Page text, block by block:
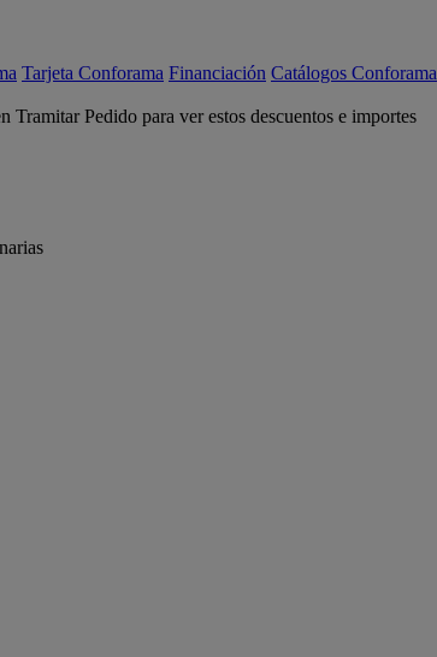
Tarjeta Conforama Financiación Catálogos Conforama
Pedido para ver estos descuentos e importes